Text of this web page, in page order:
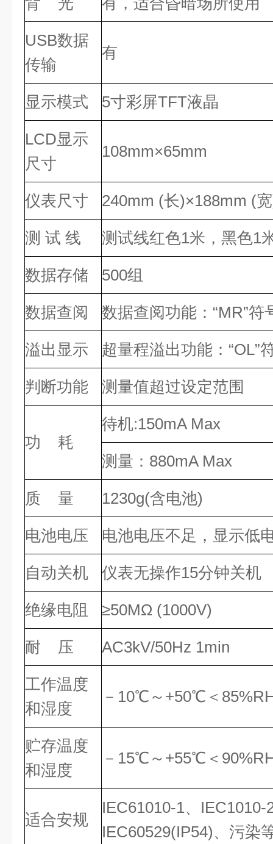
USB数据
传输
有
显示模式 5寸彩屏TFT液晶
LCD显示
尺寸
108mm×65mm
仪表尺寸 240mm (长)×188mm (
测 试 线 测试线红色1米，黑色1
数据存储 500组
数据查阅 数据查阅功能：“MR”符
溢出显示 超量程溢出功能：“OL”
判断功能 测量值超过设定范围
功 耗
待机:150mA Max
测量：880mA Max
质 量 1230g(含电池)
电池电压 电池电压不足，显示低
自动关机 仪表无操作15分钟关机
绝缘电阻 ≥50MΩ (1000V)
耐 压 AC3kV/50Hz 1min
工作温度
和湿度
－10℃～+50℃＜
贮存温度
和湿度
－15℃～+55℃＜
适合安规
IEC61010-1、
IEC60529(IP54)、污染